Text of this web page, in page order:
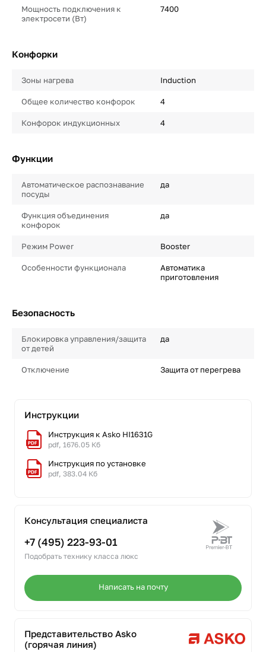
Мощность подключения к
электросети (Вт)
7400
Конфорки
Зоны нагрева Induction
Общее количество конфорок 4
Конфорок индукционных 4
Функции
Автоматическое распознавание
посуды
да
Функция объединения
конфорок
да
Режим Power Booster
Особенности функционала
Автоматика
приготовления
Безопасность
Блокировка управления/защита
от детей
да
Отключение Защита от перегрева
Инструкции
Инструкция к Asko HI1631G
pdf, 1676.05 Кб
Инструкция по установке
pdf, 383.04 Кб
Консультация специалиста
+7 (495) 223-93-01
Подобрать технику класса люкс
Написать на почту
Представительство Asko
(горячая линия)